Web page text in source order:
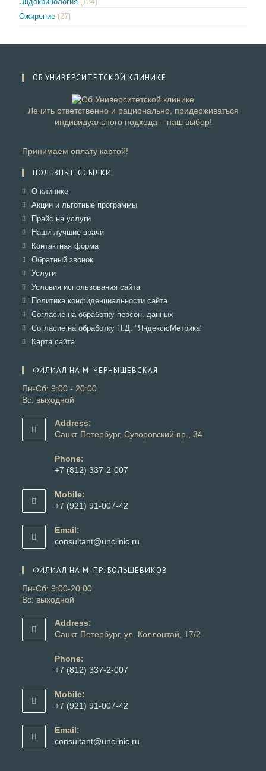
Ожирение (27)
ОБ УНИВЕРСИТЕТСКОЙ КЛИНИКЕ
Лечить ответственно и рационально, придерживаться
индивидуального подхода – наш выбор!
Принимаем оплату картой!
ПОЛЕЗНЫЕ ССЫЛКИ
О клиникеОткроется
в
вкладке
Акции и льготные программыОткроется
Прайс на услугиОткроется
в
вкладке
Наши лучшие врачиОткроется
Контактная формаОткроется
Обратный звонокОткроется
вкладке
УслугиОткроется
в
вкладке
Условия использования сайтаОткроется
в
вкладке
Политика конфиденциальности сайтаОткроется
в
вкладке
Согласие на обработку персон. данных
в
Согласие на обработку П.Д. "ЯндексюМетрика"
Карта сайтаОткроется
вкладке
ФИЛИАЛ НА М. ЧЕРНЫШЕВСКАЯ
Пн-Сб: 9:00 - 20:00
Вс: выходной
Address:
Санкт-Петербург, Суворовский пр., 34
Phone:
+7 (812) 337-2-007
в
вашем
Mobile:
+7 (921) 91-007-42
в
вашем
Email:
consultant@unclinic.ru
приложении
ФИЛИАЛ НА М. ПР. БОЛЬШЕВИКОВ
Пн-Сб: 9:00-20:00
Вс: выходной
Address:
Санкт-Петербург, ул. Коллонтай, 17/2
Phone:
+7 (812) 337-2-007
в
вашем
Mobile:
+7 (921) 91-007-42
в
вашем
Email:
consultant@unclinic.ru